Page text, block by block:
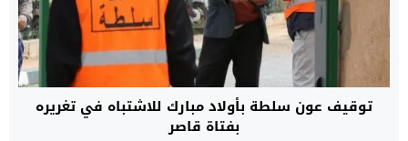
توقيف عون سلطة بأولاد مبارك للاشتباه في تغريره
بفتاة قاصر